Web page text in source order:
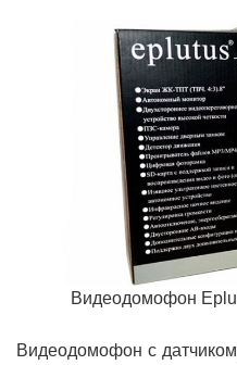
Видеодомофон
Видеодомофон с